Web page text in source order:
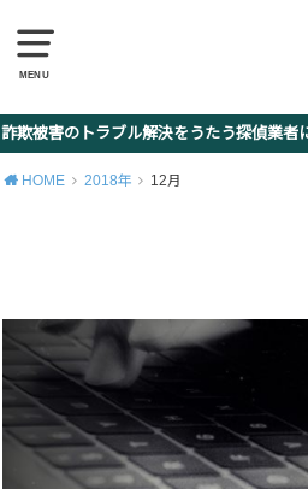
MENU
詐欺被害のトラブル解決をうたう探偵業
HOME 2018年 12月